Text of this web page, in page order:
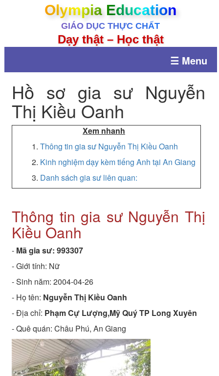
Olympia Education
GIÁO DỤC THỰC CHẤT
Dạy thật – Học thật
☰ Menu
Hồ sơ gia sư Nguyễn
Thị Kiều Oanh
Xem nhanh
1. Thông tin gia sư Nguyễn Thị Kiều Oanh
2. Kinh nghiệm dạy kèm tiếng Anh tại An Giang
3. Danh sách gia sư liên quan:
Thông tin gia sư Nguyễn Thị
Kiều Oanh
- Mã gia sư: 993307
- Giới tính: Nữ
- Sinh năm: 2004-04-26
- Họ tên: Nguyễn Thị Kiều Oanh
- Địa chỉ: Phạm Cự Lượng,Mỹ Quý TP Long Xuyên
- Quê quán: Châu Phú, An Giang